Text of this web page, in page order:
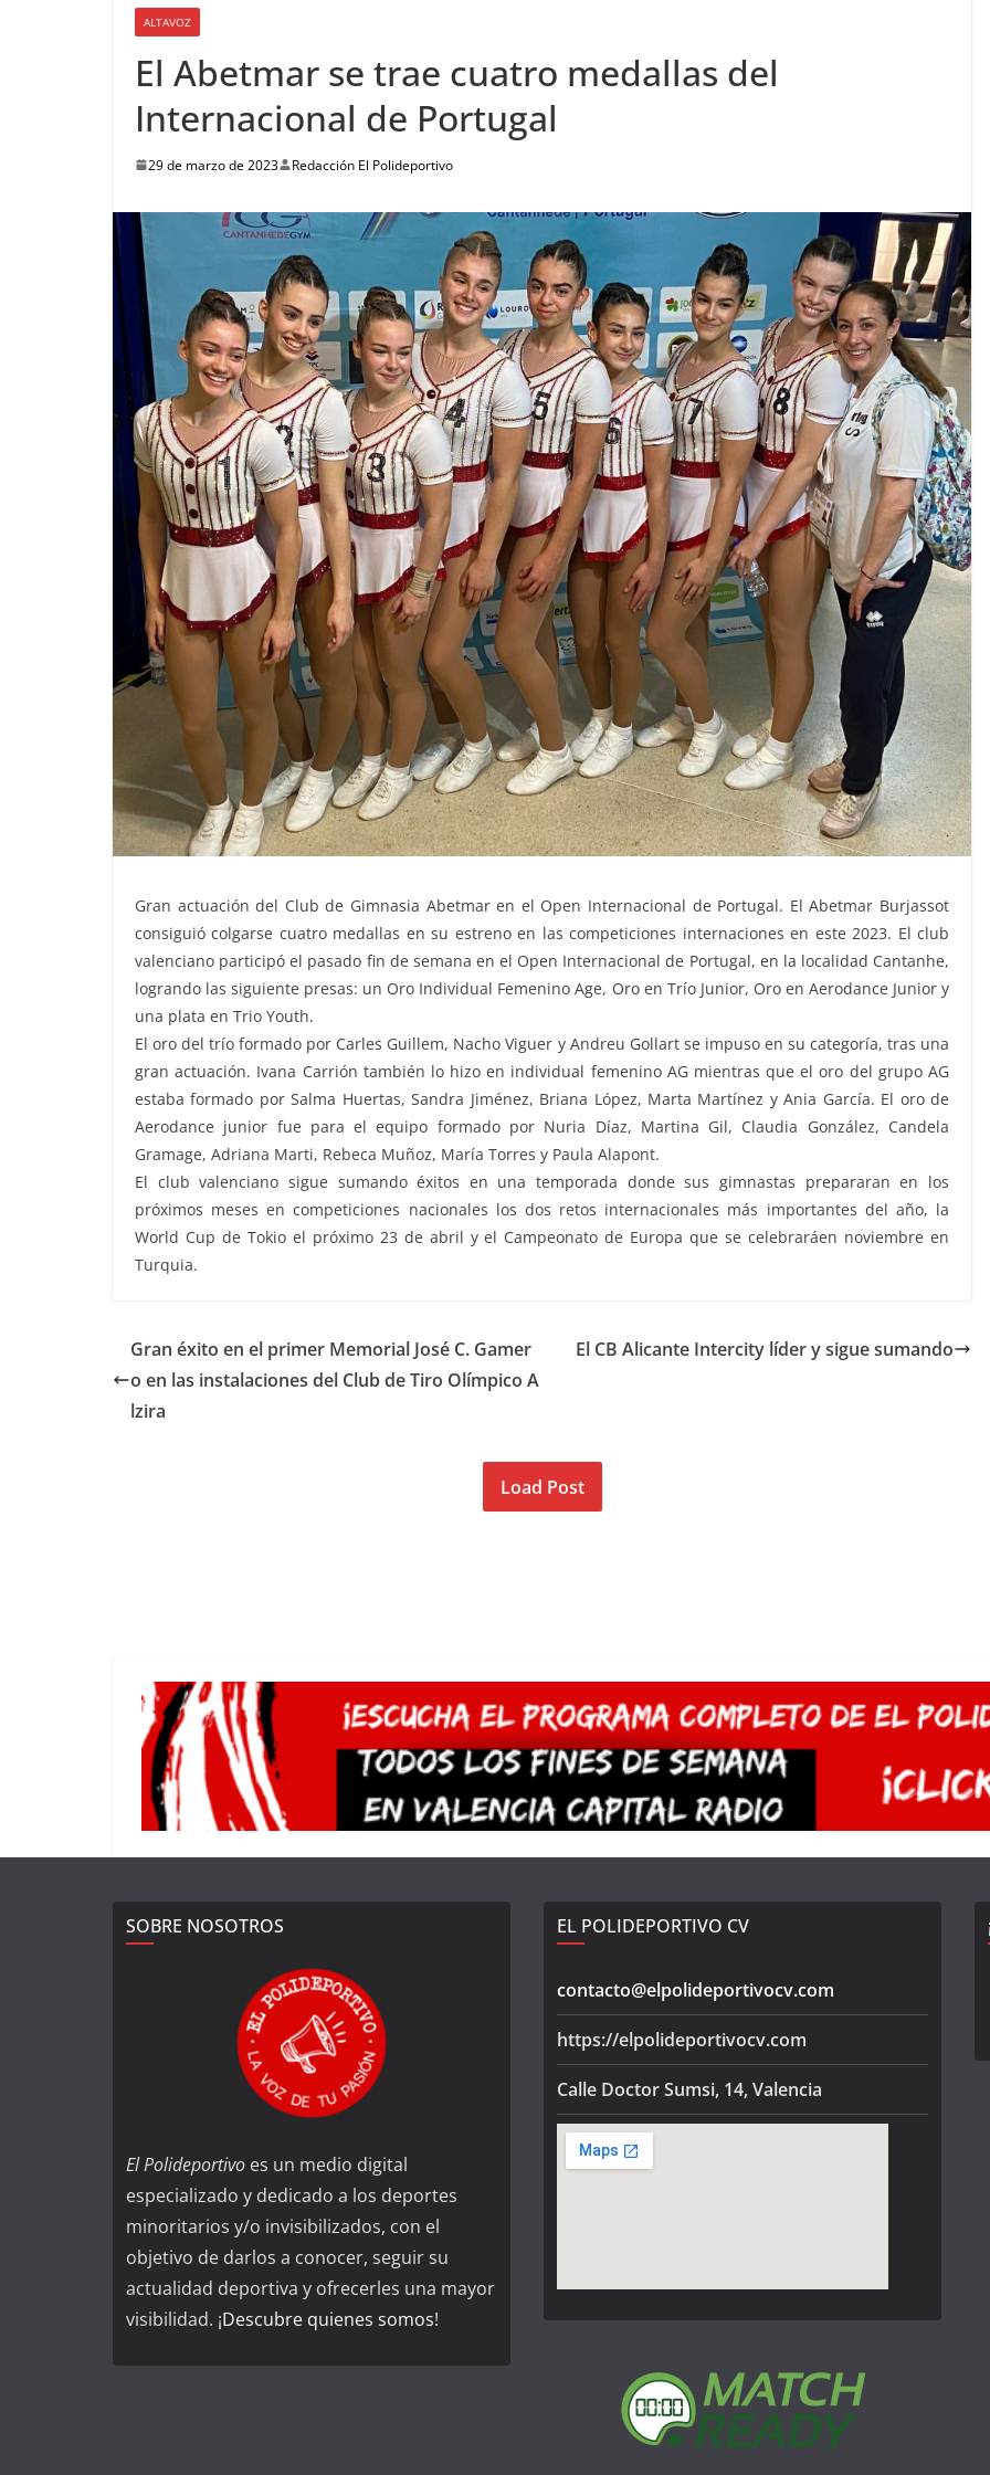
ALTAVOZ
El Abetmar se trae cuatro medallas del
Internacional de Portugal
29 de marzo de 2023 Redacción El Polideportivo
Gran actuación del Club de Gimnasia Abetmar en el Open Internacional de Portugal. El Abetmar Burjassot
consiguió colgarse cuatro medallas en su estreno en las competiciones internaciones en este 2023. El club
valenciano participó el pasado fin de semana en el Open Internacional de Portugal, en la localidad Cantanhe,
logrando las siguiente presas: un Oro Individual Femenino Age, Oro en Trío Junior, Oro en Aerodance Junior y
una plata en Trio Youth.
El oro del trío formado por Carles Guillem, Nacho Viguer y Andreu Gollart se impuso en su categoría, tras una
gran actuación. Ivana Carrión también lo hizo en individual femenino AG mientras que el oro del grupo AG
estaba formado por Salma Huertas, Sandra Jiménez, Briana López, Marta Martínez y Ania García. El oro de
Aerodance junior fue para el equipo formado por Nuria Díaz, Martina Gil, Claudia González, Candela
Gramage, Adriana Marti, Rebeca Muñoz, María Torres y Paula Alapont.
El club valenciano sigue sumando éxitos en una temporada donde sus gimnastas prepararan en los
próximos meses en competiciones nacionales los dos retos internacionales más importantes del año, la
World Cup de Tokio el próximo 23 de abril y el Campeonato de Europa que se celebraráen noviembre en
Turquia.
Gran éxito en el primer Memorial José C. Gamer
o en las instalaciones del Club de Tiro Olímpico A
lzira
El CB Alicante Intercity líder y sigue sumando
Load Post
SOBRE NOSOTROS
El Polideportivo es un medio digital
especializado y dedicado a los deportes
minoritarios y/o invisibilizados, con el
objetivo de darlos a conocer, seguir su
actualidad deportiva y ofrecerles una mayor
visibilidad. ¡Descubre quienes somos!
EL POLIDEPORTIVO CV
contacto@elpolideportivocv.com
https://elpolideportivocv.com
Calle Doctor Sumsi, 14, Valencia